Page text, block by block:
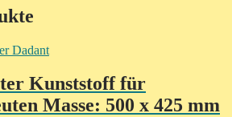
Kunststoff für
Masse: 500 x 425 mm